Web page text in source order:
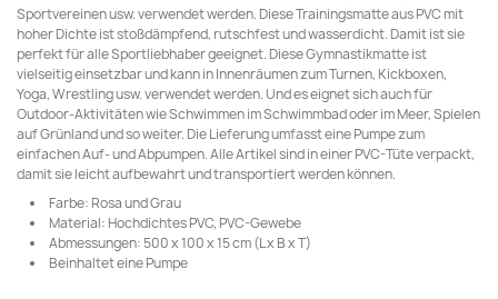
Sportvereinen usw. verwendet werden. Diese Trainingsmatte aus PVC mit
hoher Dichte ist stoßdämpfend, rutschfest und wasserdicht. Damit ist sie
perfekt für alle Sportliebhaber geeignet. Diese Gymnastikmatte ist
vielseitig einsetzbar und kann in Innenräumen zum Turnen, Kickboxen,
Yoga, Wrestling usw. verwendet werden. Und es eignet sich auch für
Outdoor-Aktivitäten wie Schwimmen im Schwimmbad oder im Meer, Spielen
auf Grünland und so weiter. Die Lieferung umfasst eine Pumpe zum
einfachen Auf- und Abpumpen. Alle Artikel sind in einer PVC-Tüte verpackt,
damit sie leicht aufbewahrt und transportiert werden können.
Farbe: Rosa und Grau
Material: Hochdichtes PVC, PVC-Gewebe
Abmessungen: 500 x 100 x 15 cm (L x B x T)
Beinhaltet eine Pumpe